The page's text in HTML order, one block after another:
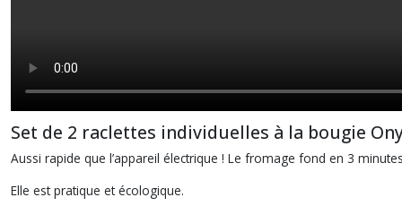
Set de 2 raclettes individuelles à la bougie
Aussi rapide que l’appareil électrique ! Le fromage fond en 3
Elle est pratique et écologique.